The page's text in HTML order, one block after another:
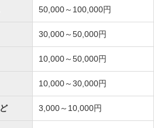
50,000～100,000円
30,000～50,000円
10,000～50,000円
10,000～30,000円
3,000～10,000円